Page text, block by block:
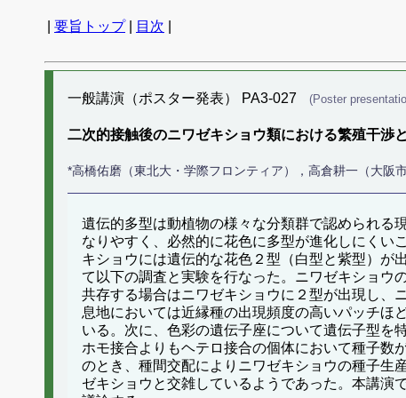
要旨トップ| 目次
一般講演（ポスター発表） PA3-027 (Poster
二次的接触後のニワゼキショウ類における繁殖干渉
*高橋佑磨（東北大・学際フロンティア），高倉耕一（大阪
遺伝的多型は動植物の様々な分類群で認められる
なりやすく、必然的に花色に多型が進化しにくい
キショウには遺伝的な花色２型（白型と紫型）が
て以下の調査と実験を行なった。ニワゼキショウ
共存する場合はニワゼキショウに２型が出現し、
息地においては近縁種の出現頻度の高いパッチほ
いる。次に、色彩の遺伝子座について遺伝子型を
ホモ接合よりもヘテロ接合の個体において種子数
のとき、種間交配によりニワゼキショウの種子生
ゼキショウと交雑しているようであった。本講演